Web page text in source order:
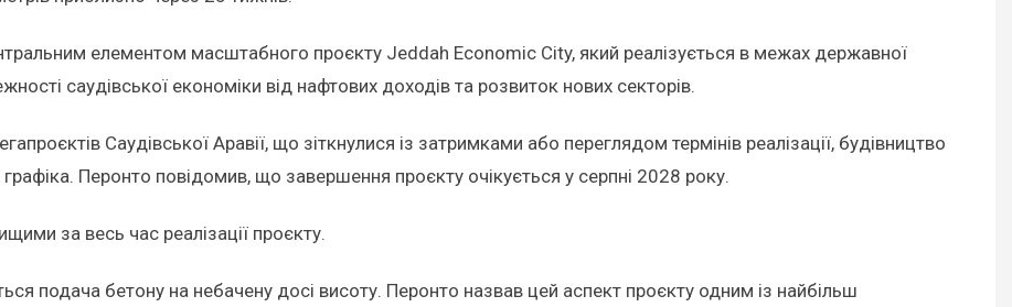
елементом масштабного проєкту Jeddah Economic City, який реалізується в межах державної
саудівської економіки від нафтових доходів та розвиток нових секторів.
Саудівської Аравії, що зіткнулися із затримками або переглядом термінів реалізації, будівництво
Перонто повідомив, що завершення проєкту очікується у серпні 2028 року.
за весь час реалізації проєкту.
подача бетону на небачену досі висоту. Перонто назвав цей аспект проєкту одним із найбільш